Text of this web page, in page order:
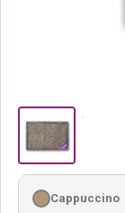
Cappuccino